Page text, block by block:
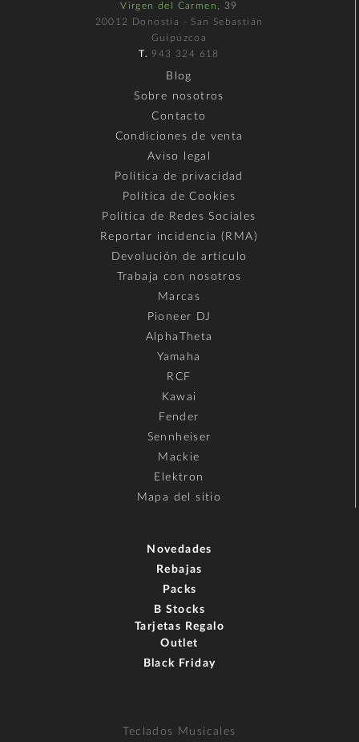
Virgen del Carmen, 39
20012 Donostia - San Sebastián
Guipúzcoa
T. 943 324 618
Blog
Sobre nosotros
Contacto
Condiciones de venta
Aviso legal
Política de privacidad
Política de Cookies
Política de Redes Sociales
Reportar incidencia (RMA)
Devolución de artículo
Trabaja con nosotros
Marcas
Pioneer DJ
AlphaTheta
Yamaha
RCF
Kawai
Fender
Sennheiser
Mackie
Elektron
Mapa del sitio
Novedades
Rebajas
Packs
B Stocks
Tarjetas Regalo
Outlet
Black Friday
Teclados Musicales